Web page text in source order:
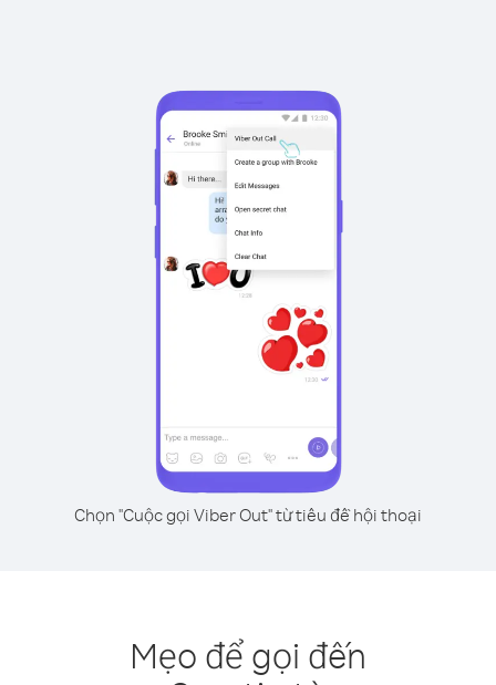
Chọn "Cuộc gọi Viber Out" từ tiêu đề hội thoại
Mẹo để gọi đến